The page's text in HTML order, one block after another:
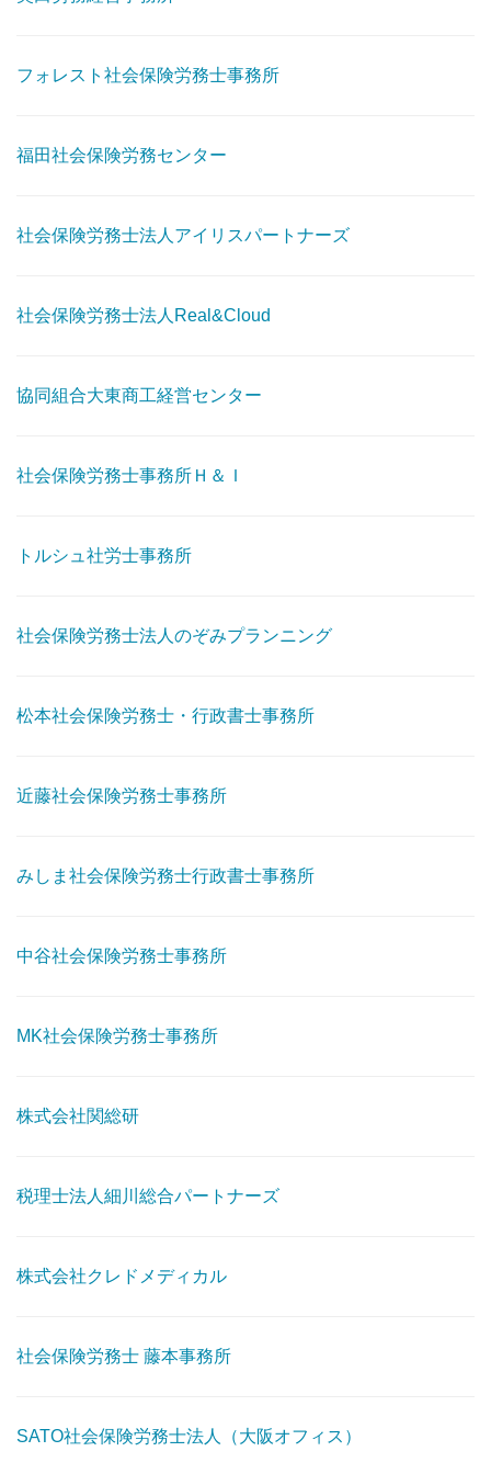
フォレスト社会保険労務士事務所
福田社会保険労務センター
社会保険労務士法人アイリスパートナーズ
社会保険労務士法人Real&Cloud
協同組合大東商工経営センター
社会保険労務士事務所Ｈ＆Ｉ
トルシュ社労士事務所
社会保険労務士法人のぞみプランニング
松本社会保険労務士・行政書士事務所
近藤社会保険労務士事務所
みしま社会保険労務士行政書士事務所
中谷社会保険労務士事務所
MK社会保険労務士事務所
株式会社関総研
税理士法人細川総合パートナーズ
株式会社クレドメディカル
社会保険労務士 藤本事務所
SATO社会保険労務士法人（大阪オフィス）